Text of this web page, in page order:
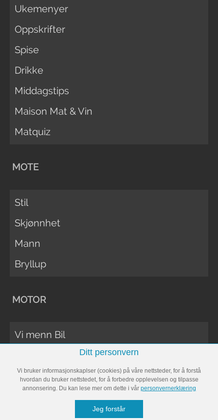
Ukemenyer
Oppskrifter
Spise
Drikke
Middagstips
Maison Mat & Vin
Matquiz
MOTE
Stil
Skjønnhet
Mann
Bryllup
MOTOR
Vi menn Bil
Vi Menn Båt
Ditt personvern
Vi bruker informasjonskaplser (cookies) på våre nettsteder, for å forstå
hvordan du bruker nettstedet, for å forbedre opplevelsen og tilpasse
annonsering. Du kan lese mer om dette i vår personvernerklæring
Jeg forstår